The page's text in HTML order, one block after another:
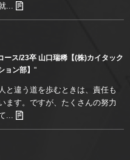
...
ス/23卒 山口瑞稀【(株)カイタック
ン部】 "
と違う道を歩むときは、責任も
ます。ですが、たくさんの努力
...